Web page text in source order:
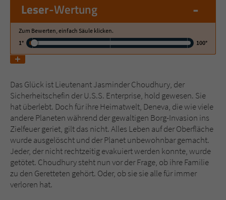
Leser-Wertung -
Zum Bewerten, einfach Säule klicken.
1°
100°
Das Glück ist Lieutenant Jasminder Choudhury, der
Sicherheitschefin der U.S.S. Enterprise, hold gewesen. Sie
hat überlebt. Doch für ihre Heimatwelt, Deneva, die wie viele
andere Planeten während der gewaltigen Borg-Invasion ins
Zielfeuer geriet, gilt das nicht. Alles Leben auf der Oberfläche
wurde ausgelöscht und der Planet unbewohnbar gemacht.
Jeder, der nicht rechtzeitig evakuiert werden konnte, wurde
getötet. Choudhury steht nun vor der Frage, ob ihre Familie
zu den Geretteten gehört. Oder, ob sie sie alle für immer
verloren hat.
Name tx_pwcomments_ahash
Anbieter Literatur-Couch Medien GmbH & Co. KG
Zweck Cookie für Kommentare einzelner Buchtitel
Name fe_typo_user
Anbieter Literatur-Couch Medien GmbH & Co. KG
Laufzeit Session